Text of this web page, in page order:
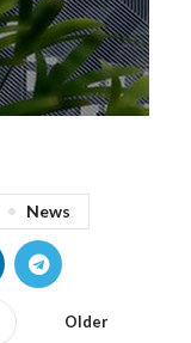
News
Older